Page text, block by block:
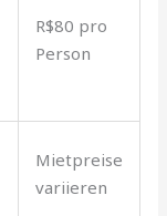
R$80 pro
Person
Mietpreise
variieren